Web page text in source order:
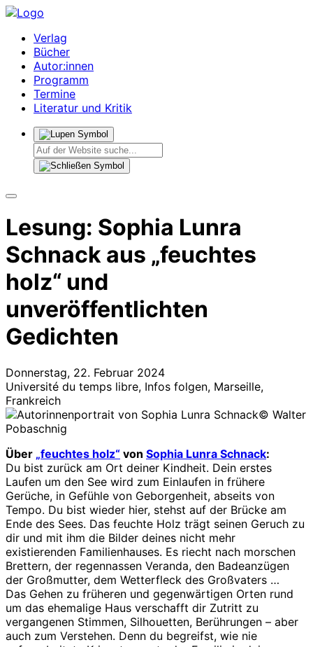
Verlag
Bücher
Autor:innen
Programm
Termine
Literatur und Kritik
Lesung: Sophia Lunra
Schnack aus „feuchtes
holz“ und
unveröffentlichten
Gedichten
Donnerstag, 22. Februar 2024
Université du temps libre, Infos folgen, Marseille,
Frankreich
© Walter
Pobaschnig
Über „feuchtes holz“ von Sophia Lunra Schnack:
Du bist zurück am Ort deiner Kindheit. Dein erstes
Laufen um den See wird zum Einlaufen in frühere
Gerüche, in Gefühle von Geborgenheit, abseits von
Tempo. Du bist wieder hier, stehst auf der Brücke am
Ende des Sees. Das feuchte Holz trägt seinen Geruch zu
dir und mit ihm die Bilder deines nicht mehr
existierenden Familienhauses. Es riecht nach morschen
Brettern, der regennassen Veranda, den Badeanzügen
der Großmutter, dem Wetterfleck des Großvaters …
Das Gehen zu früheren und gegenwärtigen Orten rund
um das ehemalige Haus verschafft dir Zutritt zu
vergangenen Stimmen, Silhouetten, Berührungen – aber
auch zum Verstehen. Denn du begreifst, wie nie